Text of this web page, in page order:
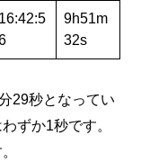
16:42:5
9h51m
32s
29秒となってい
ずか1秒です。